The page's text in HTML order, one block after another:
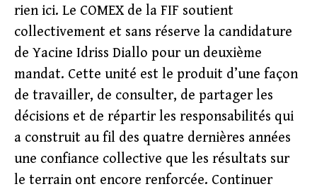
rien ici. Le COMEX de la FIF soutient
collectivement et sans réserve la candidature
de Yacine Idriss Diallo pour un deuxième
mandat. Cette unité est le produit d’une façon
de travailler, de consulter, de partager les
décisions et de répartir les responsabilités qui
a construit au fil des quatre dernières années
une confiance collective que les résultats sur
le terrain ont encore renforcée. Continuer